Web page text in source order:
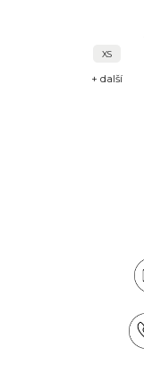
XS
+ další